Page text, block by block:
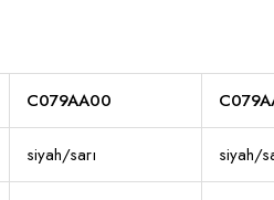
C079AA00
siyah/sarı siyah/